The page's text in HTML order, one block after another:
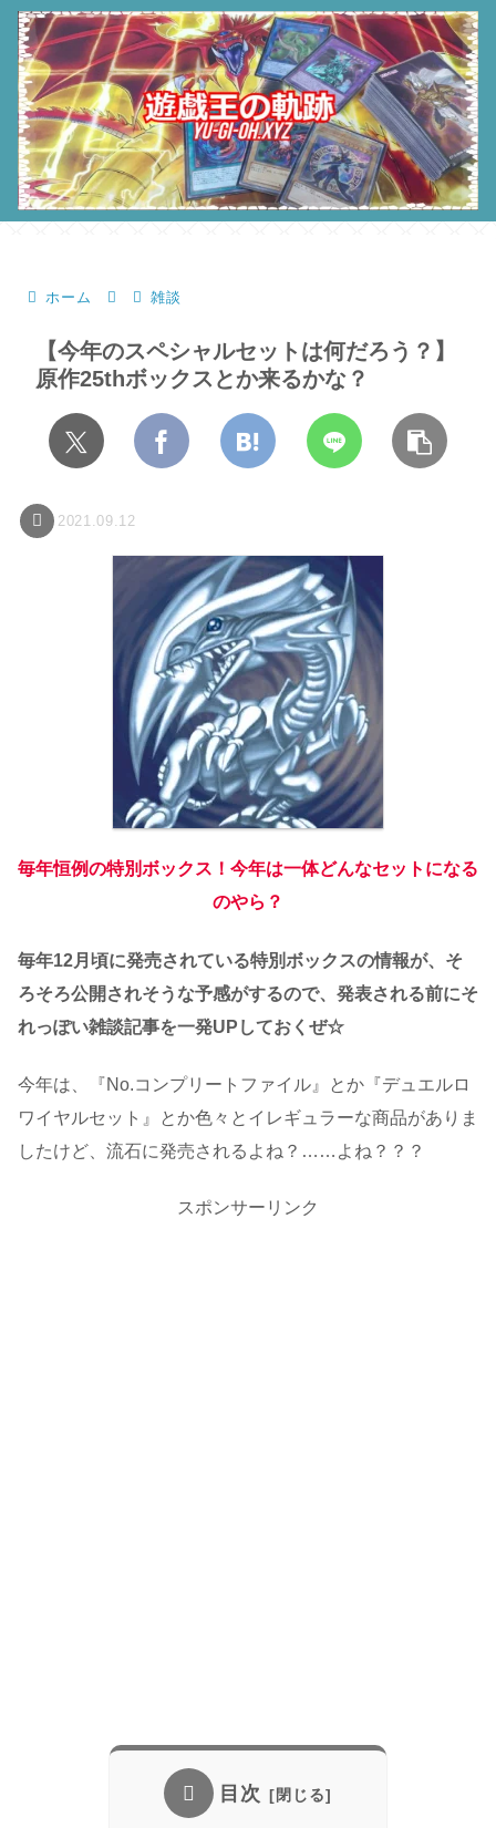
ホーム 雑談
【今年のスペシャルセットは何だろう？】
原作25thボックスとか来るかな？
2021.09.12
毎年恒例の特別ボックス！今年は一体どんなセットになる
のやら？
毎年12月頃に発売されている特別ボックスの情報が、そ
ろそろ公開されそうな予感がするので、発表される前にそ
れっぽい雑談記事を一発UPしておくぜ☆
今年は、『No.コンプリートファイル』とか『デュエルロ
ワイヤルセット』とか色々とイレギュラーな商品がありま
したけど、流石に発売されるよね？……よね？？？
スポンサーリンク
目次